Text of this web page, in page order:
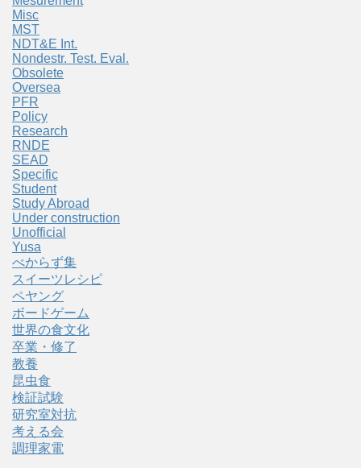
Misc
MST
NDT&E Int.
Nondestr. Test. Eval.
Obsolete
Oversea
PFR
Policy
Research
RNDE
SEAD
Specific
Student
Study Abroad
Under construction
Unofficial
Yusa
べからず集
スイーツレシピ
ペヤング
ボードゲーム
世界の食文化
卒業・修了
教養
昆虫食
検証試験
研究室対抗
考える会
調理家電